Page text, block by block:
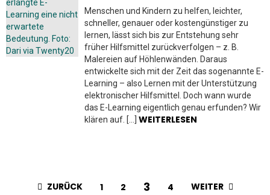
Menschen und Kindern zu helfen, leichter,
schneller, genauer oder kostengünstiger zu
lernen, lässt sich bis zur Entstehung sehr
früher Hilfsmittel zurückverfolgen – z. B.
Malereien auf Höhlenwänden. Daraus
entwickelte sich mit der Zeit das sogenannte E-
Learning – also Lernen mit der Unterstützung
elektronischer Hilfsmittel. Doch wann wurde
das E-Learning eigentlich genau erfunden? Wir
klären auf. […] WEITERLESEN
ZURÜCK 1 2 3 4 WEITER